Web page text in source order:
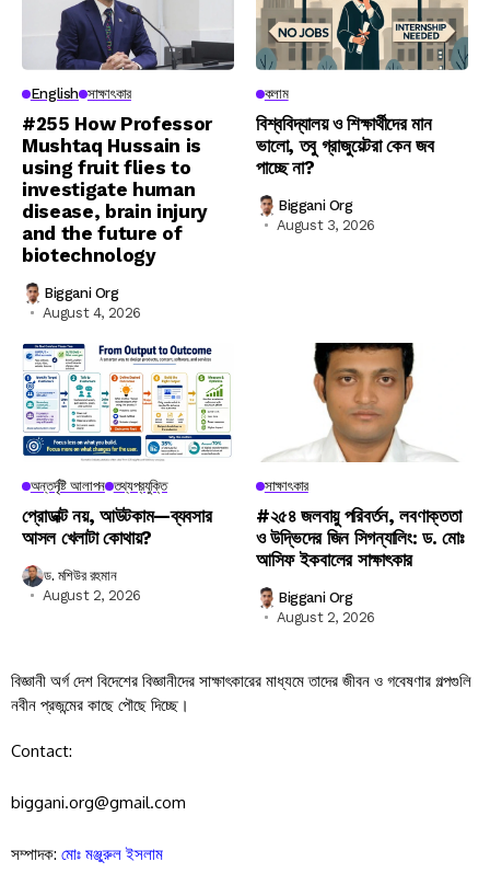
English সাক্ষাৎকার
#255 How Professor
Mushtaq Hussain is
using fruit flies to
investigate human
disease, brain injury
and the future of
biotechnology
Biggani Org
August 4, 2026
কলাম
বিশ্ববিদ্যালয় ও শিক্ষার্থীদের মান
ভালো, তবু গ্রাজুয়েটরা কেন জব
পাচ্ছে না?
Biggani Org
August 3, 2026
অন্তর্দৃষ্টি আলাপন তথ্যপ্রযুক্তি
প্রোডাক্ট নয়, আউটকাম—ব্যবসার
আসল খেলাটা কোথায়?
ড. মশিউর রহমান
August 2, 2026
সাক্ষাৎকার
#২৫৪ জলবায়ু পরিবর্তন, লবণাক্ততা
ও উদ্ভিদের জিন সিগন্যালিং: ড. মোঃ
আসিফ ইকবালের সাক্ষাৎকার
Biggani Org
August 2, 2026
বিজ্ঞানী অর্গ দেশ বিদেশের বিজ্ঞানীদের সাক্ষাৎকারের মাধ্যমে তাদের জীবন ও গবেষণার গল্পগুলি
নবীন প্রজন্মের কাছে পৌছে দিচ্ছে।
Contact:
biggani.org@gmail.com
সম্পাদক: মোঃ মঞ্জুরুল ইসলাম